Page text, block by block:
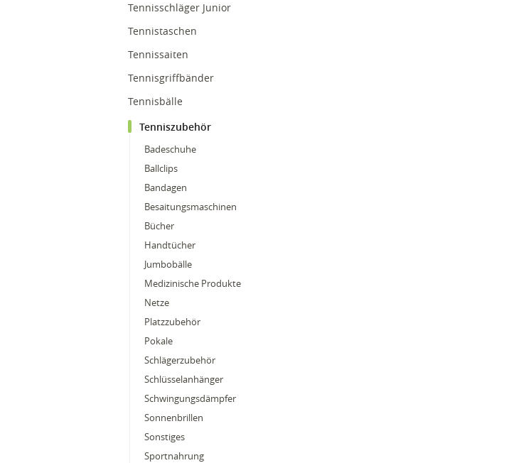
Tennisschläger Junior
Tennistaschen
Tennissaiten
Tennisgriffbänder
Tennisbälle
Tenniszubehör
Badeschuhe
Ballclips
Bandagen
Besaitungsmaschinen
Bücher
Handtücher
Jumbobälle
Medizinische Produkte
Netze
Platzzubehör
Pokale
Schlägerzubehör
Schlüsselanhänger
Schwingungsdämpfer
Sonnenbrillen
Sonstiges
Sportnahrung